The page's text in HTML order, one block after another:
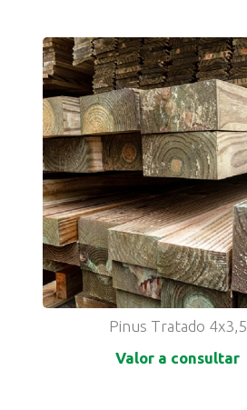
Pinus Tratado 4x3,5
Valor a consultar